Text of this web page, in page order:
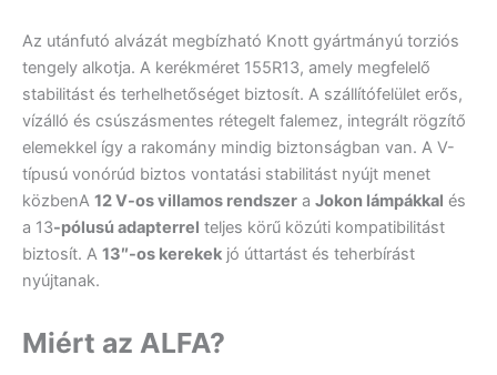
Az utánfutó alvázát megbízható Knott gyártmányú torziós
tengely alkotja. A kerékméret 155R13, amely megfelelő
stabilitást és terhelhetőséget biztosít. A szállítófelület erős,
vízálló és csúszásmentes rétegelt falemez, integrált rögzítő
elemekkel így a rakomány mindig biztonságban van. A V-
típusú vonórúd biztos vontatási stabilitást nyújt menet
közbenA 12 V-os villamos rendszer a Jokon lámpákkal és
a 13-pólusú adapterrel teljes körű közúti kompatibilitást
biztosít. A 13″-os kerekek jó úttartást és teherbírást
nyújtanak.
Miért az ALFA?